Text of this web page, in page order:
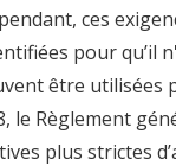
ces
pour qu’il
être utilisées
le Règlement
plus strictes